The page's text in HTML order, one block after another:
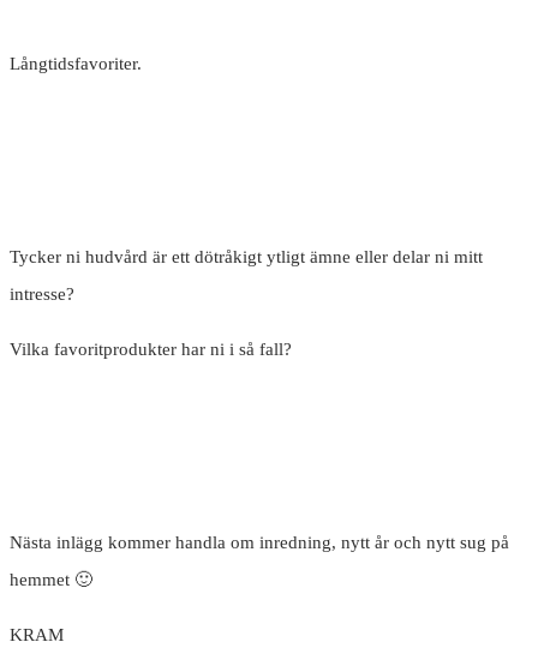
Långtidsfavoriter.
Tycker ni hudvård är ett dötråkigt ytligt ämne eller delar ni mitt
intresse?
Vilka favoritprodukter har ni i så fall?
Nästa inlägg kommer handla om inredning, nytt år och nytt sug på
hemmet 🙂
KRAM